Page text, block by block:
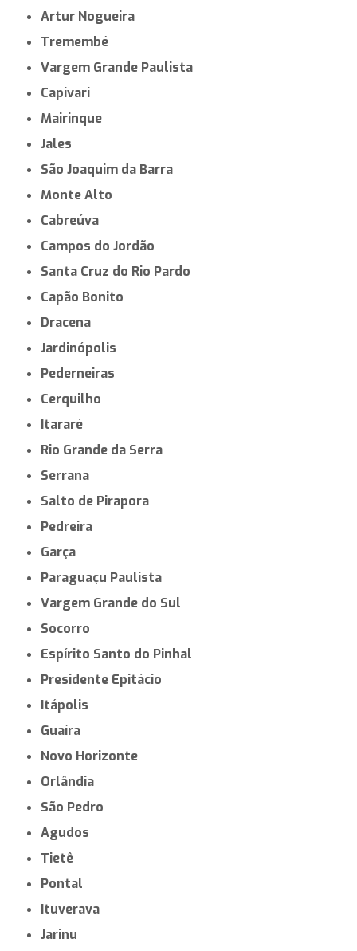
Artur Nogueira
Tremembé
Vargem Grande Paulista
Capivari
Mairinque
Jales
São Joaquim da Barra
Monte Alto
Cabreúva
Campos do Jordão
Santa Cruz do Rio Pardo
Capão Bonito
Dracena
Jardinópolis
Pederneiras
Cerquilho
Itararé
Rio Grande da Serra
Serrana
Salto de Pirapora
Pedreira
Garça
Paraguaçu Paulista
Vargem Grande do Sul
Socorro
Espírito Santo do Pinhal
Presidente Epitácio
Itápolis
Guaíra
Novo Horizonte
Orlândia
São Pedro
Agudos
Tietê
Pontal
Ituverava
Jarinu